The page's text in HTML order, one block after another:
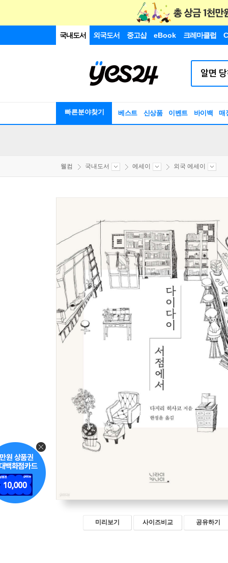
국내도서 외국도서 중고샵 eBook 크레마클럽
빠른분야찾기 베스트 신상품 이벤트 바이백 매
웰컴 국내도서 에세이 외국 에세이
미리보기 사이즈비교 공유하기